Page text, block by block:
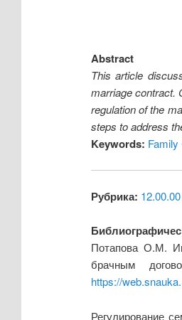
Abstract
This article
marriage contract.
regulation of the
steps to address
Keywords: Family
Рубрика:
Потапова О.М.
брачным
https://
Регулирование